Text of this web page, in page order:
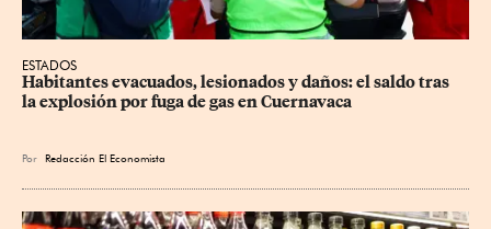
ESTADOS
Habitantes evacuados, lesionados y daños: el saldo tras
la explosión por fuga de gas en Cuernavaca
Por Redacción El Economista